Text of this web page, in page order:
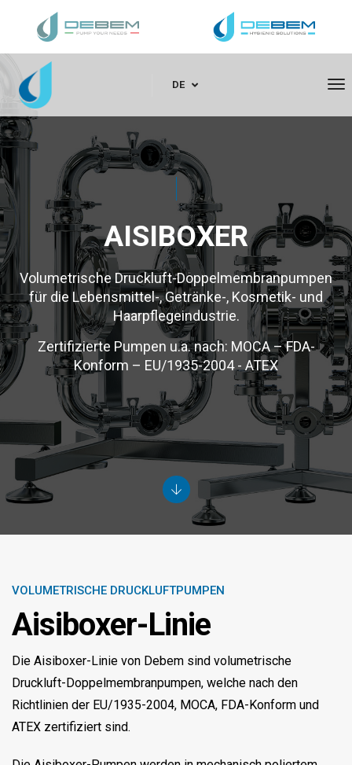
DE
AISIBOXER
Volumetrische Druckluft-Doppelmembranpumpen
für die Lebensmittel-, Getränke-, Kosmetik- und
Haarpflegeindustrie.
Zertifizierte Pumpen u.a. nach: MOCA – FDA-
Konform – EU/1935-2004 - ATEX
VOLUMETRISCHE DRUCKLUFTPUMPEN
Aisiboxer-Linie
Die Aisiboxer-Linie von Debem sind volumetrische
Druckluft-Doppelmembranpumpen, welche nach den
Richtlinien der EU/1935-2004, MOCA, FDA-Konform und
ATEX zertifiziert sind.